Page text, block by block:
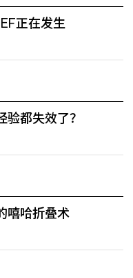
正在发生
都失效了？
嘻哈折叠术